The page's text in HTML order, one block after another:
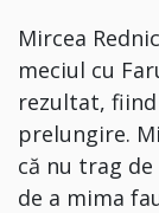
Mircea
meciul cu
rezultat,
prelungire.
că nu trag
de a mima